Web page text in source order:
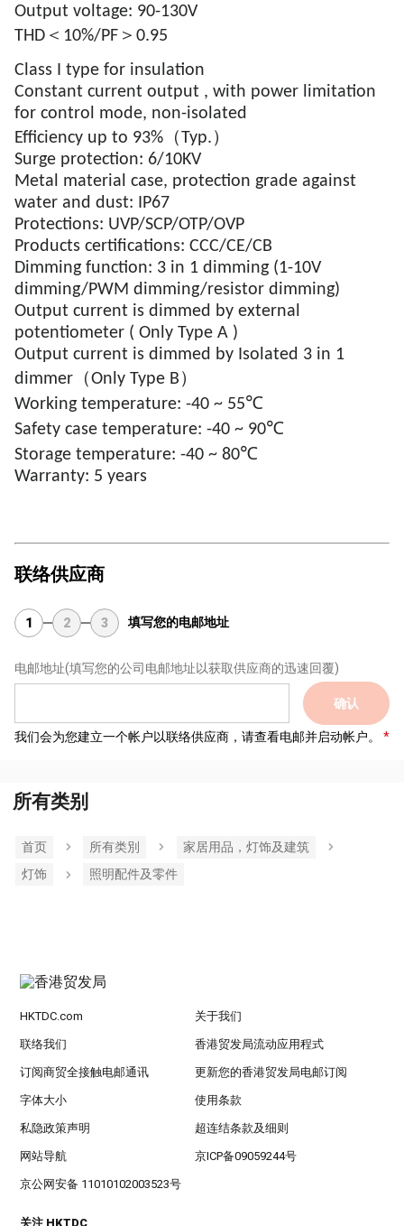
Output voltage: 90-130V
THD＜10%/PF＞0.95
Class I type for insulation
Constant current output , with power limitation
for control mode, non-isolated
Efficiency up to 93%（Typ.）
Surge protection: 6/10KV
Metal material case, protection grade against
water and dust: IP67
Protections: UVP/SCP/OTP/OVP
Products certifications: CCC/CE/CB
Dimming function: 3 in 1 dimming (1-10V
dimming/PWM dimming/resistor dimming)
Output current is dimmed by external
potentiometer ( Only Type A )
Output current is dimmed by Isolated 3 in 1
dimmer（Only Type B）
Working temperature: -40 ~ 55℃
Safety case temperature: -40 ~ 90℃
Storage temperature: -40 ~ 80℃
Warranty: 5 years
联络供应商
1 2 3 填写您的电邮地址
电邮地址(填写您的公司电邮地址以获取供应商的迅速回覆)
确认
我们会为您建立一个帐户以联络供应商，请查看电邮并启动帐户。
所有类别
首页 所有类別
家居用品，灯饰及建筑
灯饰
照明配件及零件
HKTDC.com 关于我们
联络我们 香港贸发局流动应用程式
订阅商贸全接触电邮通讯 更新您的香港贸发局电邮订阅
字体大小 使用条款
私隐政策声明 超连结条款及细则
网站导航 京ICP备09059244号
京公网安备 11010102003523号
关注 HKTDC